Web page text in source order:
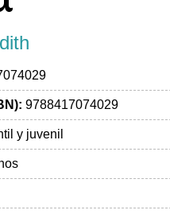
9788417074029
y juvenil